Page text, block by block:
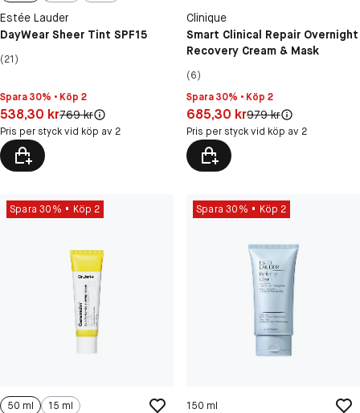
Estée Lauder
DayWear Sheer Tint SPF15
(21)
Spara 30% • Köp 2
Pris: 538,30 kr
538,30 krOriginal pris:
769 kr
Pris per styck vid köp av 2
Clinique
Smart Clinical Repair Overnight
Recovery Cream & Mask
(6)
Spara 30% • Köp 2
Pris: 685,30 kr
685,30 krOriginal pris:
979 kr
Pris per styck vid köp av 2
Spara 30% Köp 2
50 ml 15 ml
Spara 30% Köp 2
150 ml